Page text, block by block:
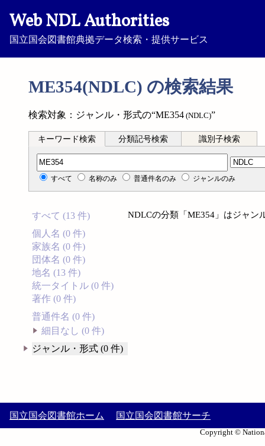
Web NDL Authorities
国立国会図書館典拠データ検索・提供サービス
ME354(NDLC) の検索結果
検索対象：ジャンル・形式の“ME354 (NDLC)”
キーワード検索 分類記号検索 識別子検索
分類記号検索
すべて 名称のみ 普通件名のみ ジャンルのみ
すべて (13 件)
個人名 (0 件)
家族名 (0 件)
団体名 (0 件)
地名 (13 件)
統一タイトル (0 件)
著作 (0 件)
普通件名 (0 件)
細目なし (0 件)
ジャンル・形式 (0 件)
NDLCの分類「ME354」はジャン
国立国会図書館ホーム 国立国会図書館サーチ
Copyright ©